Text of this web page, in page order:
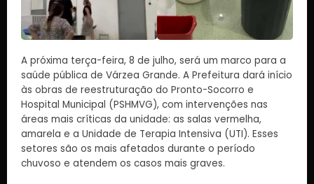
A próxima terça-feira, 8 de julho, será um marco para a
saúde pública de Várzea Grande. A Prefeitura dará início
às obras de reestruturação do Pronto-Socorro e
Hospital Municipal (PSHMVG), com intervenções nas
áreas mais críticas da unidade: as salas vermelha,
amarela e a Unidade de Terapia Intensiva (UTI). Esses
setores são os mais afetados durante o período
chuvoso e atendem os casos mais graves.